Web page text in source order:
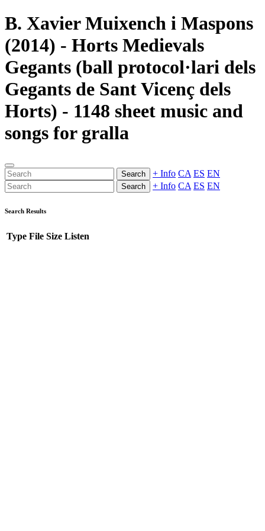
B. Xavier Muixench i Maspons
(2014) - Horts Medievals
Gegants (ball protocol·lari dels
Gegants de Sant Vicenç dels
Horts) - 1148 sheet music and
songs for gralla
Search + Info CA ES EN
Search + Info CA ES EN
Search Results
Type File Size Listen